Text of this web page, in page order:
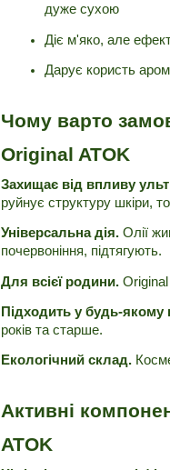
дуже сухою
Діє м'яко, але
Дарує користь
Чому варто
Original ATOK
Захищає від впливу
руйнує структуру шкіри,
Універсальна дія. Олії
почервоніння, підтягують.
Для всієї родини. Original
Підходить у будь-якому
років та старше.
Екологічний склад.
Активні
ATOK